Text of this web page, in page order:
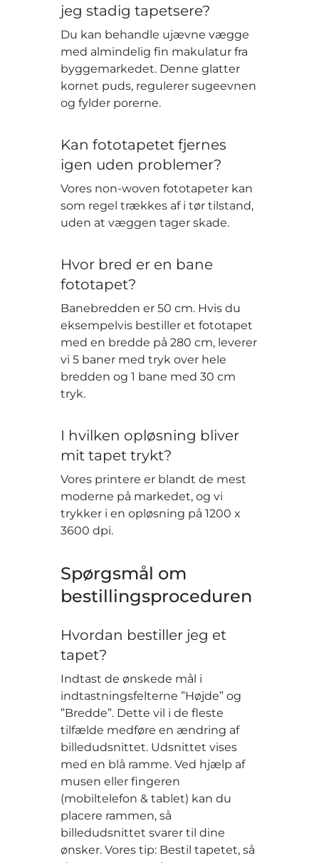
jeg stadig tapetsere?
Du kan behandle ujævne vægge
med almindelig fin makulatur fra
byggemarkedet. Denne glatter
kornet puds, regulerer sugeevnen
og fylder porerne.
Kan fototapetet fjernes
igen uden problemer?
Vores non-woven fototapeter kan
som regel trækkes af i tør tilstand,
uden at væggen tager skade.
Hvor bred er en bane
fototapet?
Banebredden er 50 cm. Hvis du
eksempelvis bestiller et fototapet
med en bredde på 280 cm, leverer
vi 5 baner med tryk over hele
bredden og 1 bane med 30 cm
tryk.
I hvilken opløsning bliver
mit tapet trykt?
Vores printere er blandt de mest
moderne på markedet, og vi
trykker i en opløsning på 1200 x
3600 dpi.
Spørgsmål om
bestillingsproceduren
Hvordan bestiller jeg et
tapet?
Indtast de ønskede mål i
indtastningsfelterne ”Højde” og
”Bredde”. Dette vil i de fleste
tilfælde medføre en ændring af
billedudsnittet. Udsnittet vises
med en blå ramme. Ved hjælp af
musen eller fingeren
(mobiltelefon & tablet) kan du
placere rammen, så
billedudsnittet svarer til dine
ønsker. Vores tip: Bestil tapetet, så